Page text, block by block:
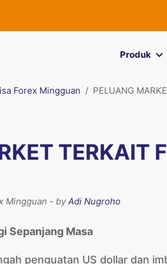
Produk
Forex Mingguan PELUANG
TERKAIT
Mingguan - byAdi Nugroho
Sepanjang Masa
penguatan US dollar dan